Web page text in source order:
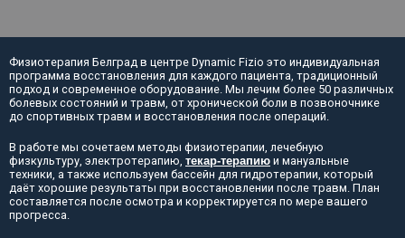
Физиотерапия Белград в центре Dynamic Fizio это индивидуальная
программа восстановления для каждого пациента, традиционный
подход и современное оборудование. Мы лечим более 50 различных
болевых состояний и травм, от хронической боли в позвоночнике
до спортивных травм и восстановления после операций.
В работе мы сочетаем методы физиотерапии, лечебную
физкультуру, электротерапию, текар-терапию и мануальные
техники, а также используем бассейн для гидротерапии, который
даёт хорошие результаты при восстановлении после травм. План
составляется после осмотра и корректируется по мере вашего
прогресса.